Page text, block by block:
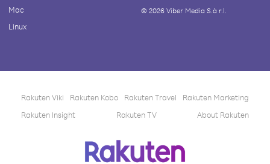
Mac
Linux
© 2026Viber Media S.à r.l.
Rakuten Viki Rakuten Kobo Rakuten Travel
Rakuten Marketing
Rakuten Insight
Rakuten TV About Rakuten